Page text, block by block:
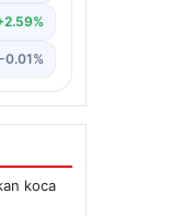
0.01%
koca